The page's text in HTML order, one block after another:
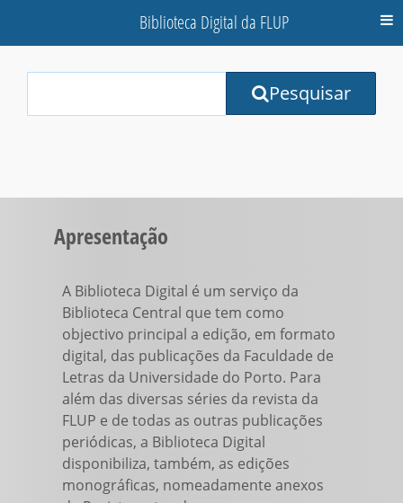
Biblioteca Digital da FLUP
Terms:
Pesquisar
Apresentação
A Biblioteca Digital é um serviço da
Biblioteca Central que tem como
objectivo principal a edição, em formato
digital, das publicações da Faculdade de
Letras da Universidade do Porto. Para
além das diversas séries da revista da
FLUP e de todas as outras publicações
periódicas, a Biblioteca Digital
disponibiliza, também, as edições
monográficas, nomeadamente anexos